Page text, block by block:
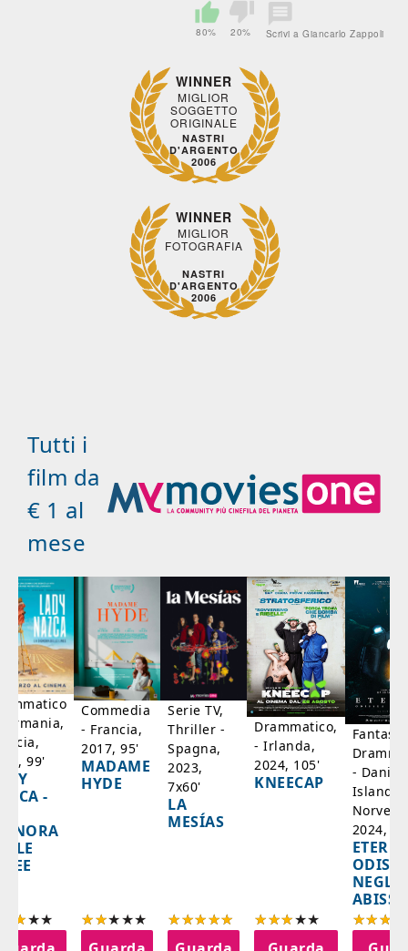
80% 20% Scrivi a Giancarlo Zappoli
WINNER
MIGLIOR
SOGGETTO
ORIGINALE
NASTRI
D'ARGENTO
2006
WINNER
MIGLIOR
FOTOGRAFIA
NASTRI
D'ARGENTO
2006
Tutti i
film da
€ 1 al
mese
99'
-
Commedia
- Francia,
2017, 95'
MADAME
HYDE
Serie TV,
Thriller -
Spagna,
2023,
7x60'
LA
MESÍAS
Drammatico,
- Irlanda,
2024, 105'
KNEECAP
-
Islanda,
2024,
NEGLI
ABISSI